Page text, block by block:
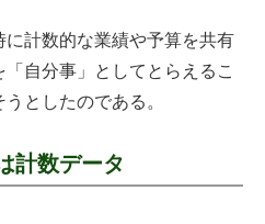
計数的な業績や予算を共有
自分事」としてとらえるこ
としたのである。
計数データ